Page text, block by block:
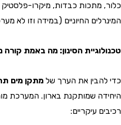
מתכות כבדות, מיקרו-פלסטיק
החיוניים (במידה וזו לא מערכת
הסינון: מה באמת קורה
את הערך שלמתקן מים תת
שמותקנת בארון. המערכת
עיקריים: